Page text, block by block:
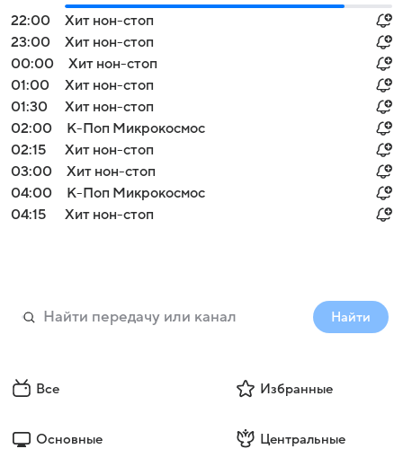
22:00
Хит нон-стоп
23:00
Хит нон-стоп
00:00
Хит нон-стоп
01:00
Хит нон-стоп
01:30
Хит нон-стоп
02:00
К-Поп Микрокосмос
02:15
Хит нон-стоп
03:00
Хит нон-стоп
04:00
К-Поп Микрокосмос
04:15
Хит нон-стоп
Найти
Все Избранные
Основные Центральные